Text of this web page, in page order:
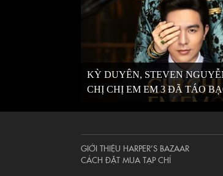
KỲ DUYÊN, STEVEN
CHỊ CHỊ EM EM 3 ĐÃ TÁO
GIỚI THIỆU HARPER’S BAZAAR
CÁCH ĐẶT MUA TẠP CHÍ